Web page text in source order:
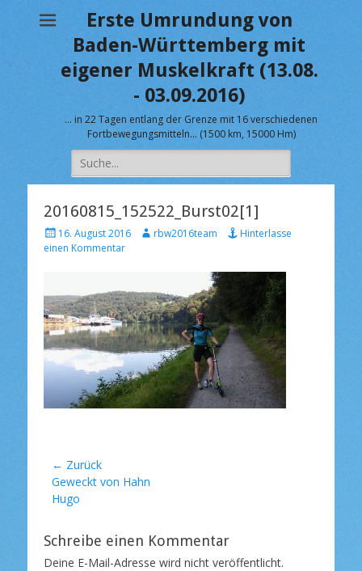
Erste Umrundung von
Baden-Württemberg mit
eigener Muskelkraft (13.08.
- 03.09.2016)
… in 22 Tagen entlang der Grenze mit 16 verschiedenen
Fortbewegungsmitteln… (1500 km, 15000 Hm)
Suche
nach:
20160815_152522_Burst02[1]
V
e
f
e
n
t
l
i
h
16. August 2016
A
r
rbw2016team
Hinterlasse
einen Kommentar
Beitragsnavigation
← Zurück
Vorheriger
Beitrag:
Geweckt von Hahn
Hugo
Schreibe einen Kommentar
Deine E-Mail-Adresse wird nicht veröffentlicht.